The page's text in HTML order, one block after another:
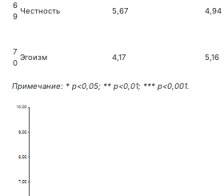
6
9
Честность 5,67 4,94
7
0
Эгоизм 4,17 5,16
Примечание: * p<0,05; ** p<0,01; *** p<0,001.